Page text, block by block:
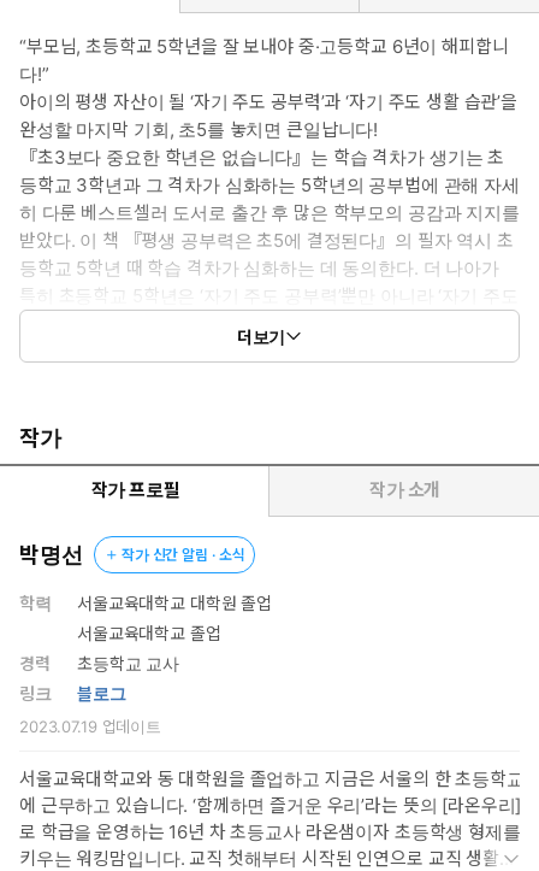
“부모님, 초등학교 5학년을 잘 보내야 중·고등학교 6년이 해피합니
다!”
아이의 평생 자산이 될 ‘자기 주도 공부력’과 ‘자기 주도 생활 습관’을
완성할 마지막 기회, 초5를 놓치면 큰일납니다!
『초3보다 중요한 학년은 없습니다』는 학습 격차가 생기는 초
등학교 3학년과 그 격차가 심화하는 5학년의 공부법에 관해 자세
히 다룬 베스트셀러 도서로 출간 후 많은 학부모의 공감과 지지를
받았다. 이 책 『평생 공부력은 초5에 결정된다』의 필자 역시 초
등학교 5학년 때 학습 격차가 심화하는 데 동의한다. 더 나아가
특히 초등학교 5학년은 ‘자기 주도 공부력’뿐만 아니라 ‘자기 주도
생활 습관’까지 갖추어야 하는 마지막 골든 타임이라고 강조한다.
초등학교 5학년은 사춘기의 시작으로 자신에게 일어나는 변화에
하는 결과를 얻기 어렵다. 부모와의 관계는 물론 점점 확장하는
사회화 과정에서도 어려움을 겪을 일이 많다.
이는 부모도 마찬가지이다. 매 학년 고민 없는 부모님이 없겠지만,
그중에서도 유독 초등학교 5학년 아이를 둔 부모님들의 고민은 이전
과 비교했을 때 확연히 복잡하고 다양하다. 부모 역시 빠르게 변화하
는 아이의 모습에 당황스럽고 예전과 달리 반항적인 눈빛으로 “왜
요? 왜 그래야 하는데요?”를 입에 달고 사는 아이에게 서운하다. 하
지만 과거 부모가 학생일 때 받은 양육법으로는 요즘 초등학교 5학
년 아이를 제대로 양육할 수도, 알맞게 훈육할 수도 없다.
이 책 『평생 공부력은 초5에 결정된다』의 필자 박명선 선생님은
학교 5학년 담임을 맡아 아이들을 가르친 ‘초5 전문 교사’이다. 필자
는 ‘초등학교 5학년이야말로 초등 6년 중 가장 변화의 중심에 있는
학년이다!’라고 말한다. 2차 성징과 뇌의 성장에서 오는 몸과 마음의
변화, 4학년에서 5학년으로 학년 군이 바뀌며 수업 시수와 공부할
과목과 분량이 증가할 뿐만 아니라 내용 또한 확연히 어려워진 교과
더보기
작가
작가 프로필 작가 소개
박명선 작가 신간 알림 · 소식
학력
서울교육대학교 대학원 졸업
서울교육대학교 졸업
경력
초등학교 교사
링크
블로그
2023.07.19 업데이트
서울교육대학교와 동 대학원을 졸업하고 지금은 서울의 한 초등학교
에 근무하고 있습니다. ‘함께하면 즐거운 우리’라는 뜻의 [라온우리]
로 학급을 운영하는 16년 차 초등교사 라온샘이자 초등학생 형제를
키우는 워킹맘입니다. 교직 첫해부터 시작된 인연으로 교직 생활의